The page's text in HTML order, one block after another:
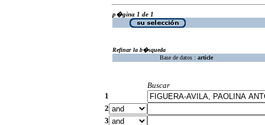
p�gina 1 de 1
Refinar la b�squeda
Base de datos : article
Buscar
1
2
3